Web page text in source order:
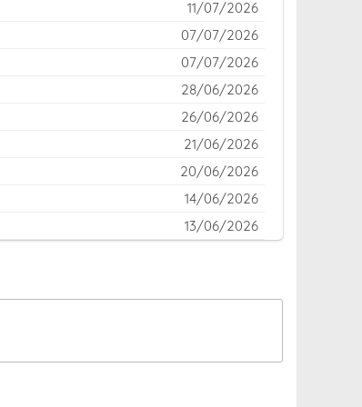
11/07/2026
07/07/2026
07/07/2026
28/06/2026
26/06/2026
21/06/2026
20/06/2026
14/06/2026
13/06/2026
24/05/2026